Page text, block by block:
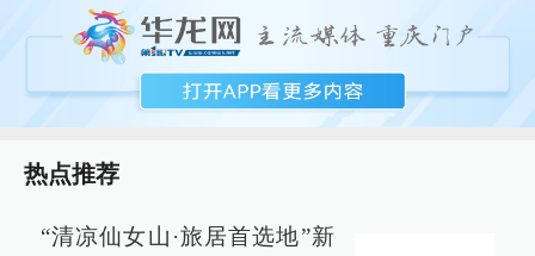
热点推荐
“清凉仙女山·旅居首选地”新